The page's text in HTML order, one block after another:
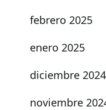
febrero 2025
enero 2025
diciembre 2024
noviembre